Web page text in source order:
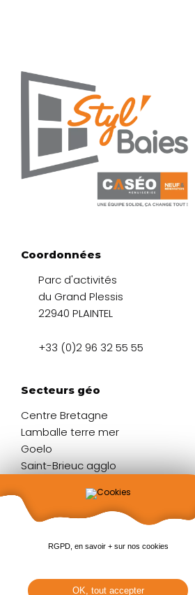
Coordonnées
Parc d'activités
du Grand Plessis
22940 PLAINTEL
+33 (0)2 96 32 55 55
Secteurs géo
Centre Bretagne
Lamballe terre mer
Goelo
Saint-Brieuc agglo
Liens rapides
Portes d'entrée
Baies coulissantes
RGPD, en savoir + sur nos cookies
OK, tout accepter